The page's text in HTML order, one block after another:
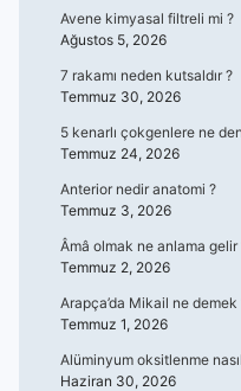
Avene kimyasal filtreli mi ?
Ağustos 5, 2026
7 rakamı neden kutsaldır ?
Temmuz 30, 2026
5 kenarlı çokgenlere ne
Temmuz 24, 2026
Anterior nedir anatomi ?
Temmuz 3, 2026
Âmâ olmak ne anlama gelir
Temmuz 2, 2026
Arapça’da Mikail ne demek
Temmuz 1, 2026
Alüminyum oksitlenme
Haziran 30, 2026